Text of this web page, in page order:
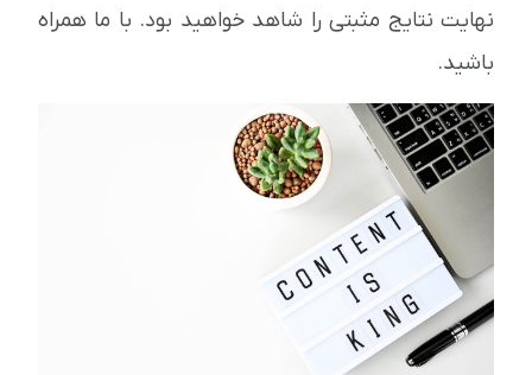
نهایت نتایج مثبتی را شاهد خواهید بود. با ما همراه
باشید.